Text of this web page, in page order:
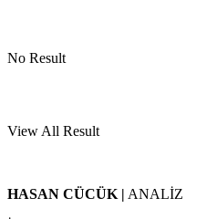
No Result
View All Result
HASAN CÜCÜK | ANALİZ